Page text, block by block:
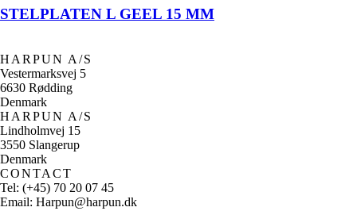
STELPLATEN L GEEL 15 MM
HARPUN A/S
Vestermarksvej 5
6630 Rødding
Denmark
HARPUN A/S
Lindholmvej 15
3550 Slangerup
Denmark
CONTACT
Tel: (+45) 70 20 07 45
Email: Harpun@harpun.dk